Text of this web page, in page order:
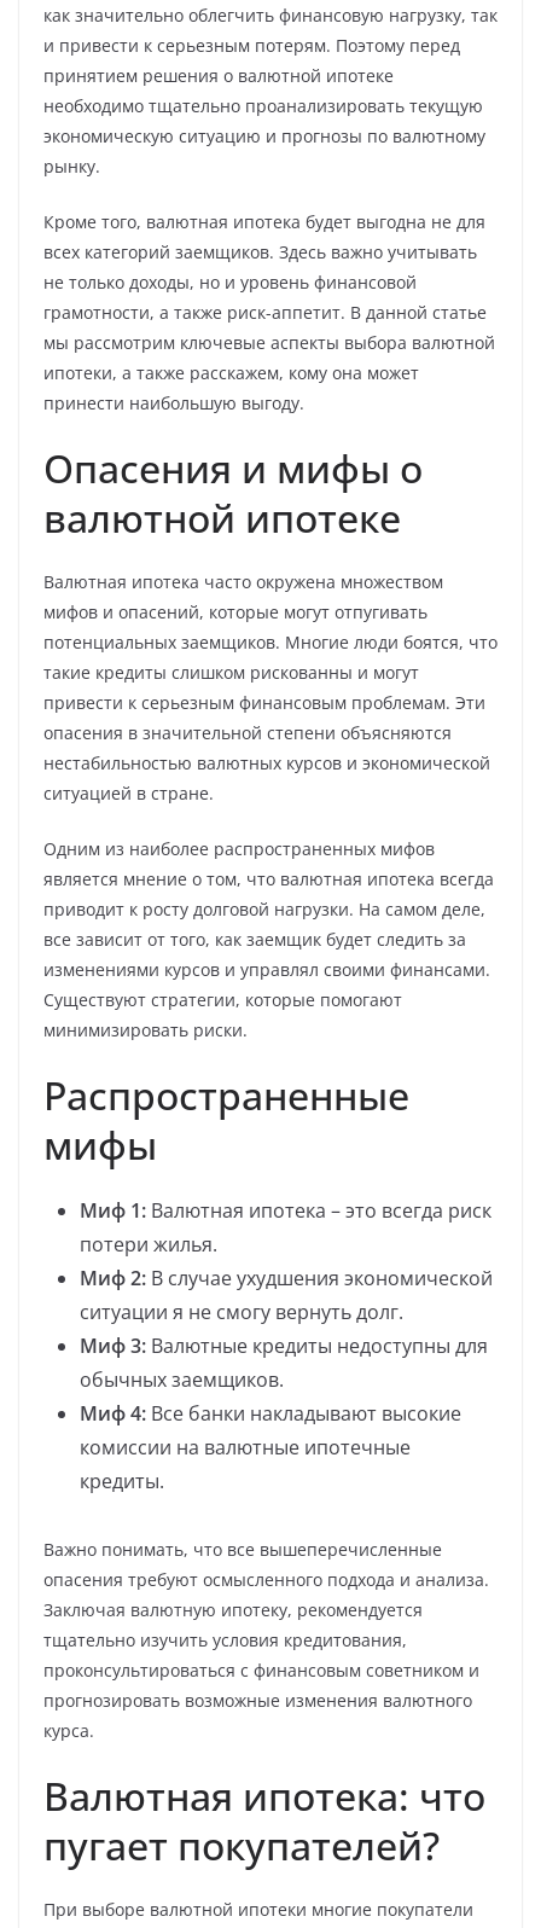
как значительно облегчить финансовую нагрузку, так
и привести к серьезным потерям. Поэтому перед
принятием решения о валютной ипотеке
необходимо тщательно проанализировать текущую
экономическую ситуацию и прогнозы по валютному
рынку.
Кроме того, валютная ипотека будет выгодна не для
всех категорий заемщиков. Здесь важно учитывать
не только доходы, но и уровень финансовой
грамотности, а также риск-аппетит. В данной статье
мы рассмотрим ключевые аспекты выбора валютной
ипотеки, а также расскажем, кому она может
принести наибольшую выгоду.
Опасения и мифы о
валютной ипотеке
Валютная ипотека часто окружена множеством
мифов и опасений, которые могут отпугивать
потенциальных заемщиков. Многие люди боятся, что
такие кредиты слишком рискованны и могут
привести к серьезным финансовым проблемам. Эти
опасения в значительной степени объясняются
нестабильностью валютных курсов и экономической
ситуацией в стране.
Одним из наиболее распространенных мифов
является мнение о том, что валютная ипотека всегда
приводит к росту долговой нагрузки. На самом деле,
все зависит от того, как заемщик будет следить за
изменениями курсов и управлял своими финансами.
Существуют стратегии, которые помогают
минимизировать риски.
Распространенные
мифы
Миф 1: Валютная ипотека – это всегда риск
потери жилья.
Миф 2: В случае ухудшения экономической
ситуации я не смогу вернуть долг.
Миф 3: Валютные кредиты недоступны для
обычных заемщиков.
Миф 4: Все банки накладывают высокие
комиссии на валютные ипотечные
кредиты.
Важно понимать, что все вышеперечисленные
опасения требуют осмысленного подхода и анализа.
Заключая валютную ипотеку, рекомендуется
тщательно изучить условия кредитования,
проконсультироваться с финансовым советником и
прогнозировать возможные изменения валютного
курса.
Валютная ипотека: что
пугает покупателей?
При выборе валютной ипотеки многие покупатели